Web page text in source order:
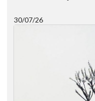
30/07/26